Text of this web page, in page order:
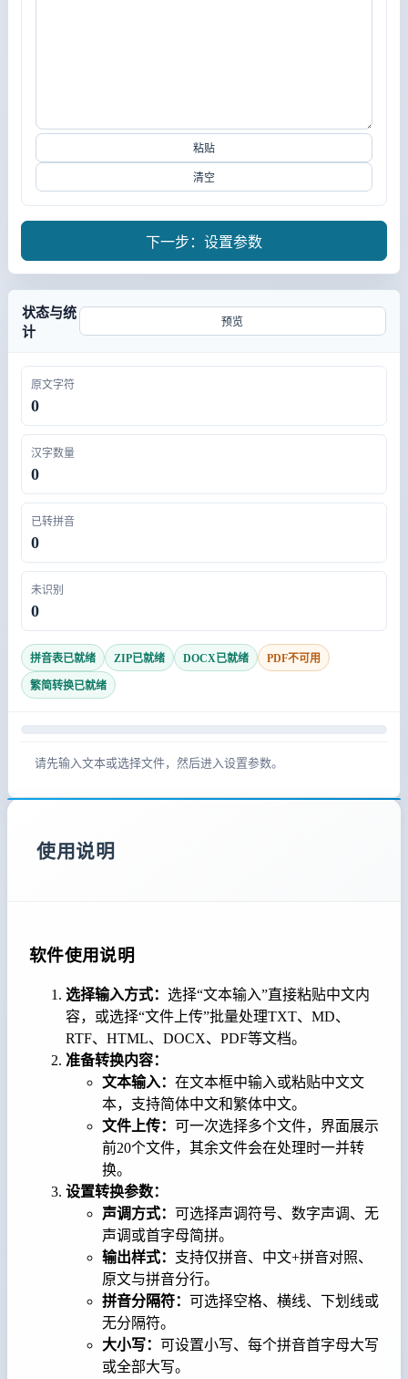
粘贴
清空
下一步：设置参数
状态与统
计
预览
原文字符
0
汉字数量
0
已转拼音
0
未识别
0
拼音表已就绪 ZIP已就绪 DOCX已就绪 PDF不可用
繁简转换已就绪
请先输入文本或选择文件，然后进入设置参数。
使用说明
软件使用说明
选择输入方式： 选择“文本输入”直接粘贴中文内
容，或选择“文件上传”批量处理TXT、MD、
RTF、HTML、DOCX、PDF等文档。
准备转换内容：
文本输入： 在文本框中输入或粘贴中文文
本，支持简体中文和繁体中文。
文件上传： 可一次选择多个文件，界面展示
前20个文件，其余文件会在处理时一并转
换。
设置转换参数：
声调方式： 可选择声调符号、数字声调、无
声调或首字母简拼。
输出样式： 支持仅拼音、中文+拼音对照、
原文与拼音分行。
拼音分隔符： 可选择空格、横线、下划线或
无分隔符。
大小写： 可设置小写、每个拼音首字母大写
或全部大写。